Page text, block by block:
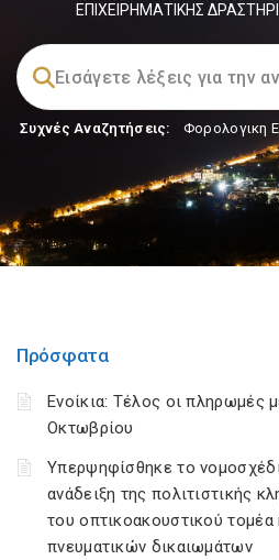
ΕΠΙΧΕΙΡΗΜΑΤΙΚΗΣ
Συχνές Αναζητήσεις: Φορολογικη
Πρόσφατα
Ενοίκια: Τέλος οι πληρωμές
Οκτωβρίου
Υπερψηφίσθηκε το
ανάδειξη της πολιτιστικής
του οπτικοακουστικού
πνευματικών δικαιωμάτων